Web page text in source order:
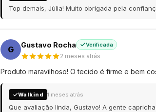
Top demais, Júlia! Muito obrigada pela
G Gustavo Rocha Verificada
2 meses atrás
Produto maravilhoso! O tecido é firme e bem
Walkind 1 meses atrás
Que avaliação linda, Gustavo! A gente